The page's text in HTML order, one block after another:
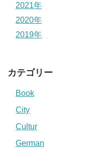
2021年
2020年
2019年
カテゴリー
Book
City
Cultur
German